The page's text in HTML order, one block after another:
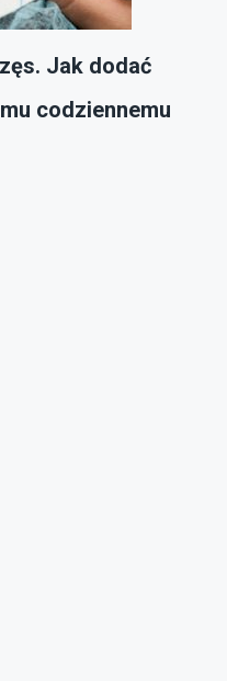
Jak dodać
codziennemu